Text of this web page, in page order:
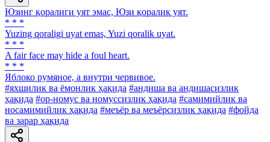
Юзинг қоралиги уят эмас, Юзи қоралик уят.
* * *
Yuzing qoraligi uyat emas, Yuzi qoralik uyat.
* * *
A fair face may hide a foul heart.
* * *
Яблоко румяное, а внутри червивое.
#яхшилик ва ёмонлик ҳақида #андиша ва андишасизлик
ҳақида #ор-номус ва номуссизлик ҳақида #самимийлик ва
носамимийлик ҳақида #меъёр ва меъёрсизлик ҳақида #фойда
ва зарар ҳақида